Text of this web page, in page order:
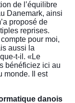
de l’équilibre
Danemark, ainsi
proposé de
reprises.
pour moi,
aussi la
t-il. «Le
bénéficiez ici au
monde. Il est
danois